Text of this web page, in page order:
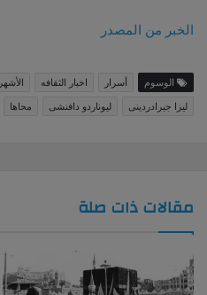
الخبر من المصدر
الوسوم أسرار اخبار الثقافه الأشهر
ليزا جيرادردينى
ليوناردو دافنشى محاها
مقالات ذات صلة